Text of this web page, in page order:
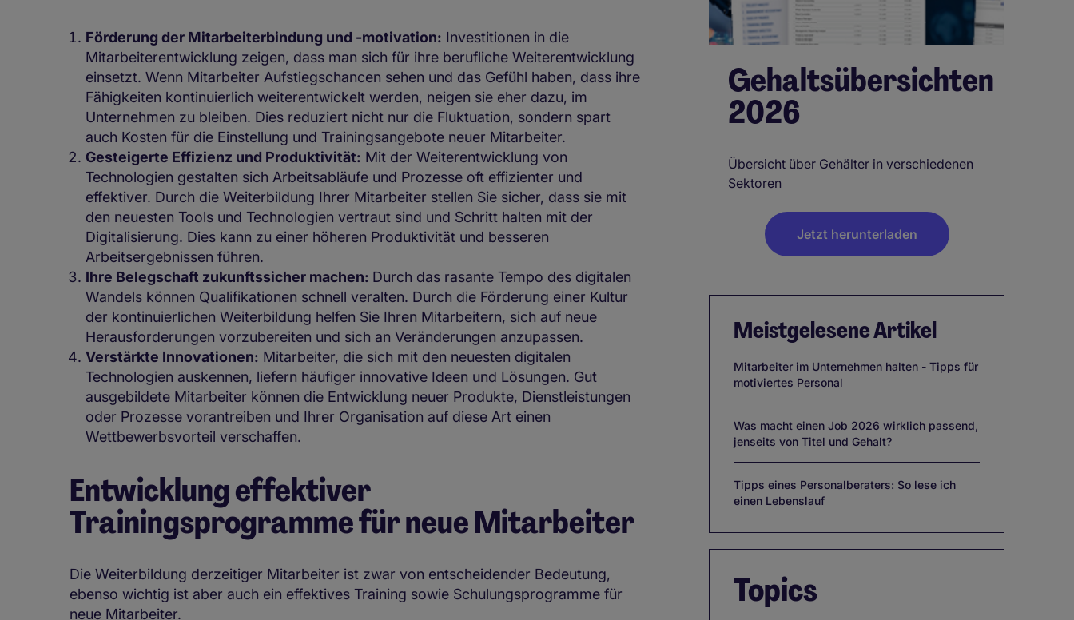
Förderung der Mitarbeiterbindung und -motivation: Investitionen in die
Mitarbeiterentwicklung zeigen, dass man sich für ihre berufliche Weiterentwicklung
einsetzt. Wenn Mitarbeiter Aufstiegschancen sehen und das Gefühl haben, dass ihre
Fähigkeiten kontinuierlich weiterentwickelt werden, neigen sie eher dazu, im
Unternehmen zu bleiben. Dies reduziert nicht nur die Fluktuation, sondern spart
auch Kosten für die Einstellung und Trainingsangebote neuer Mitarbeiter.
Gesteigerte Effizienz und Produktivität: Mit der Weiterentwicklung von
Technologien gestalten sich Arbeitsabläufe und Prozesse oft effizienter und
effektiver. Durch die Weiterbildung Ihrer Mitarbeiter stellen Sie sicher, dass sie mit
den neuesten Tools und Technologien vertraut sind und Schritt halten mit der
Digitalisierung. Dies kann zu einer höheren Produktivität und besseren
Arbeitsergebnissen führen.
Ihre Belegschaft zukunftssicher machen: Durch das rasante Tempo des digitalen
Wandels können Qualifikationen schnell veralten. Durch die Förderung einer Kultur
der kontinuierlichen Weiterbildung helfen Sie Ihren Mitarbeitern, sich auf neue
Herausforderungen vorzubereiten und sich an Veränderungen anzupassen.
Verstärkte Innovationen: Mitarbeiter, die sich mit den neuesten digitalen
Technologien auskennen, liefern häufiger innovative Ideen und Lösungen. Gut
ausgebildete Mitarbeiter können die Entwicklung neuer Produkte, Dienstleistungen
oder Prozesse vorantreiben und Ihrer Organisation auf diese Art einen
Wettbewerbsvorteil verschaffen.
Entwicklung effektiver
Trainingsprogramme für neue Mitarbeiter
Die Weiterbildung derzeitiger Mitarbeiter ist zwar von entscheidender Bedeutung,
ebenso wichtig ist aber auch ein effektives Training sowie Schulungsprogramme für
neue Mitarbeiter.
Gehaltsübersichten
2026
Übersicht über Gehälter in verschiedenen
Sektoren
Jetzt herunterladen
Meistgelesene Artikel
Mitarbeiter im Unternehmen halten - Tipps für
motiviertes Personal
Was macht einen Job 2026 wirklich passend,
jenseits von Titel und Gehalt?
Tipps eines Personalberaters: So lese ich
einen Lebenslauf
Topics